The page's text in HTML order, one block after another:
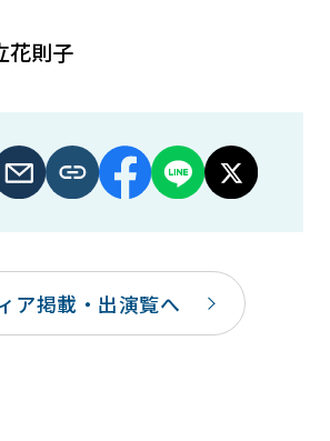
花則子
ア掲載・出演覧へ